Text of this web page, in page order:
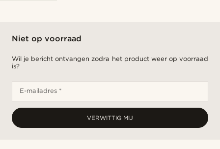
Niet op voorraad
Wil je bericht ontvangen zodra het product weer op voorraad
is?
E-mailadres *
VERWITTIG MIJ